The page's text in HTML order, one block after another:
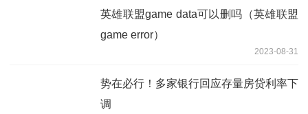
英雄联盟game data可以删吗（英雄联盟
game error）
2023-08-31
势在必行！多家银行回应存量房贷利率下
调